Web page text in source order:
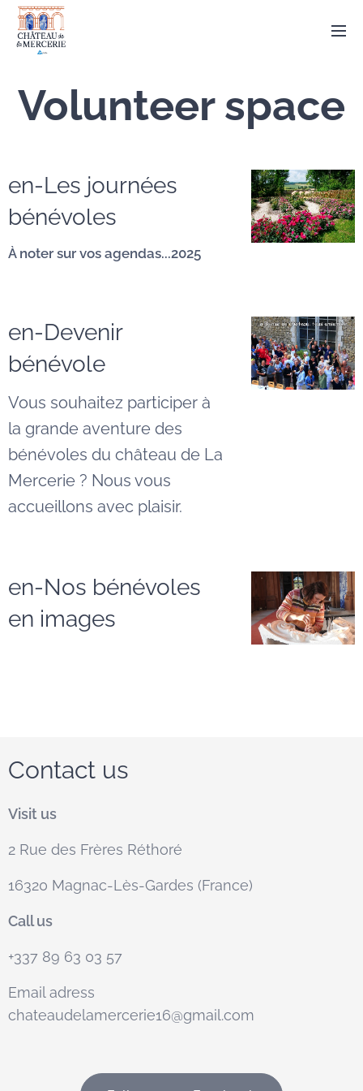
Volunteer space
en-Les journées
bénévoles
À noter sur vos agendas...2025
en-Devenir
bénévole
Vous souhaitez participer à
la grande aventure des
bénévoles du château de La
Mercerie ? Nous vous
accueillons avec plaisir.
en-Nos bénévoles
en images
Contact us
Visit us
2 Rue des Frères Réthoré
16320 Magnac-Lès-Gardes (France)
Call us
+337 89 63 03 57
Email adress
chateaudelamercerie16@gmail.com